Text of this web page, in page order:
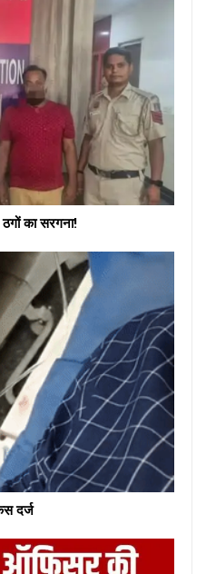
का सरगना!
दर्ज